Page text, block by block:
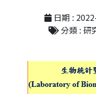
日期 :
分類 : 研